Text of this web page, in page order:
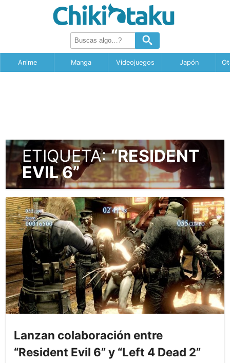
Anime Manga Videojuegos Japón
ETIQUETA:“RESIDENT
EVIL 6”
Lanzan colaboración entre
“Resident Evil 6” y “Left 4 Dead 2”